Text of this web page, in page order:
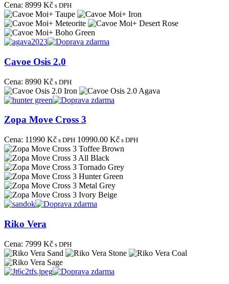
Cena: 8999 Kč s DPH
Cavoe Osis 2.0
Cena: 8990 Kč s DPH
Zopa Move Cross 3
Cena: 11990 Kč s DPH 10990.00 Kč s DPH
Riko Vera
Cena: 7999 Kč s DPH